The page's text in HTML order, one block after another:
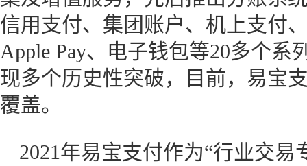
信用支付、集团账户、机上支付
Apple Pay、电子钱包等20多个
现多个历史性突破，目前，易宝
覆盖。
2021年易宝支付作为“行业交